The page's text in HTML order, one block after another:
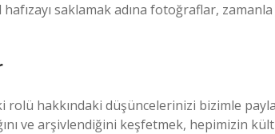
saklamak adına fotoğraflar,
hakkındaki düşüncelerinizi bizimle
ve arşivlendiğini keşfetmek, hepimizin